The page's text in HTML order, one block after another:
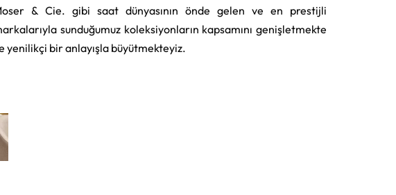
& Cie. gibi saat dünyasının önde gelen ve en prestijli
sunduğumuz koleksiyonların kapsamını genişletmekte
yenilikçi bir anlayışla büyütmekteyiz.